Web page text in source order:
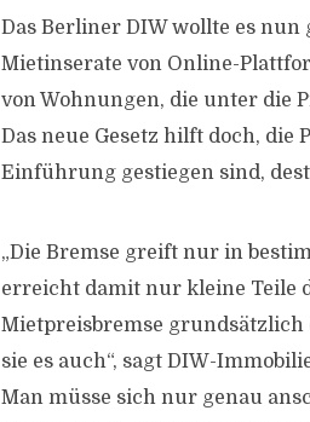
Das Berliner DIW wollte es
Mietinserate von Online-
von Wohnungen, die unter die
Das neue Gesetz hilft doch,
Einführung gestiegen sind,
„Die Bremse greift nur in
erreicht damit nur kleine Teile
Mietpreisbremse
sie es auch“, sagt DIW-
Man müsse sich nur genau